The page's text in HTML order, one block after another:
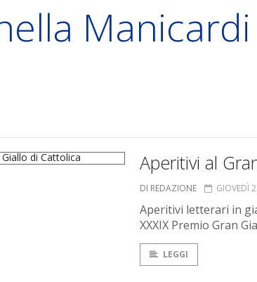
Manicardi
Aperitivi al
DI REDAZIONE GIOVEDÌ
Aperitivi letterari in
XXXIX Premio Gran
LEGGI